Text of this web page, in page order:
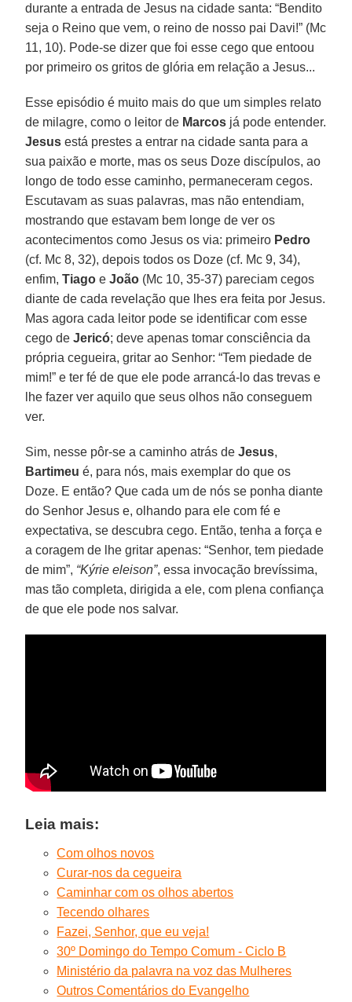
durante a entrada de Jesus na cidade santa: “Bendito
seja o Reino que vem, o reino de nosso pai Davi!” (Mc
11, 10). Pode-se dizer que foi esse cego que entoou
por primeiro os gritos de glória em relação a Jesus...
Esse episódio é muito mais do que um simples relato
de milagre, como o leitor de Marcos já pode entender.
Jesus está prestes a entrar na cidade santa para a
sua paixão e morte, mas os seus Doze discípulos, ao
longo de todo esse caminho, permaneceram cegos.
Escutavam as suas palavras, mas não entendiam,
mostrando que estavam bem longe de ver os
acontecimentos como Jesus os via: primeiro Pedro
(cf. Mc 8, 32), depois todos os Doze (cf. Mc 9, 34),
enfim,Tiago eJoão (Mc 10, 35-37) pareciam cegos
diante de cada revelação que lhes era feita por Jesus.
Mas agora cada leitor pode se identificar com esse
cego deJericó; deve apenas tomar consciência da
própria cegueira, gritar ao Senhor: “Tem piedade de
mim!” e ter fé de que ele pode arrancá-lo das trevas e
lhe fazer ver aquilo que seus olhos não conseguem
ver.
Sim, nesse pôr-se a caminho atrás deJesus,
Bartimeu é, para nós, mais exemplar do que os
Doze. E então? Que cada um de nós se ponha diante
do Senhor Jesus e, olhando para ele com fé e
expectativa, se descubra cego. Então, tenha a força e
a coragem de lhe gritar apenas: “Senhor, tem piedade
de mim”, “Kýrie eleison”, essa invocação brevíssima,
mas tão completa, dirigida a ele, com plena confiança
de que ele pode nos salvar.
Leia mais:
Com olhos novos
Curar-nos da cegueira
Caminhar com os olhos abertos
Tecendo olhares
Fazei, Senhor, que eu veja!
30º Domingo do Tempo Comum - Ciclo B
Ministério da palavra na voz das Mulheres
Outros Comentários do Evangelho